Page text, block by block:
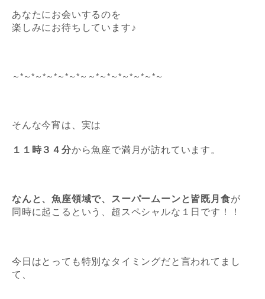
あなたにお会いするのを
楽しみにお待ちしています♪
～*～*～*～*～*～*～～*～*～*～*～*～*～
そんな今宵は、実は
１１時３４分から魚座で満月が訪れています。
なんと、魚座領域で、スーパームーンと皆既月食が
同時に起こるという、超 スペシャルな１日です！！
今日はとっても特別なタイミングだと言われてまし
て、